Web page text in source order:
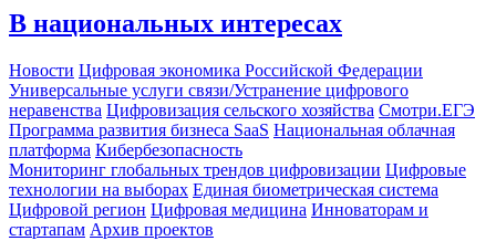
В национальных интересах
Новости Цифровая экономика Российской Федерации
Универсальные услуги связи/Устранение цифрового
неравенства Цифровизация сельского хозяйства Смотри.ЕГЭ
Программа развития бизнеса SaaS Национальная облачная
платформа Кибербезопасность
Мониторинг глобальных трендов цифровизации Цифровые
технологии на выборах Единая биометрическая система
Цифровой регион Цифровая медицина Инноваторам и
стартапам Архив проектов